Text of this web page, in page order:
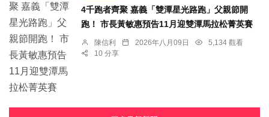
4千跑者齊聚 嘉義「雙潭星光路跑」父親節開
跑！ 市長黃敏惠預告11月迎雙潭馬拉松菁英賽
陳信利 2026年八月09日
5,134 觀看
10 分享